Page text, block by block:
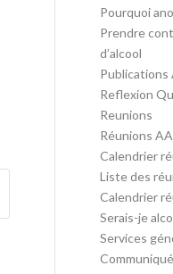
Pourquoi
Prendre
d’alcool
Publications
Reflexion
Reunions
Réunions
Calendrier
Liste des
Calendrier
Serais-je
Services